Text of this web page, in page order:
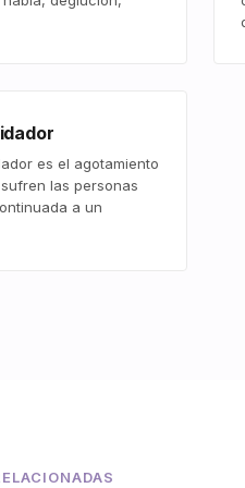
es el agotamiento
las personas
a un